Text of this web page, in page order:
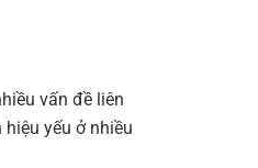
vấn đề liên
yếu ở nhiều